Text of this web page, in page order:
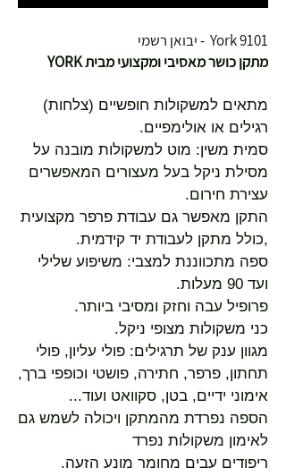
York 9101 - יבואן רשמי
מתקן כושר מאסיבי ומקצועי מבית YORK
מתאים למשקולות חופשיים (צלחות)
רגילים או אולימפיים.
סמית משין: מוט למשקולות מובנה על
מסילת ניקל בעל מעצורים המאפשרים
עצירת חירום.
התקן מאפשר גם עבודת פרפר מקצועית
,כולל מתקן לעבודת יד קידמית.
ספה מתכווננת למצבי: משיפוע שלילי
ועד 90 מעלות.
פרופיל עבה וחזק ומסיבי ביותר.
כני משקולות מצופי ניקל.
מגוון ענק של תרגילים: פולי עליון, פולי
תחתון, פרפר, חתירה, פושטי וכופפי ברך,
אימוני ידיים, בטן, סקוואט ועוד...
הספה נפרדת מהמתקן ויכולה לשמש גם
לאימון משקולות נפרד
ריפודים עבים מחומר מונע הזעה.